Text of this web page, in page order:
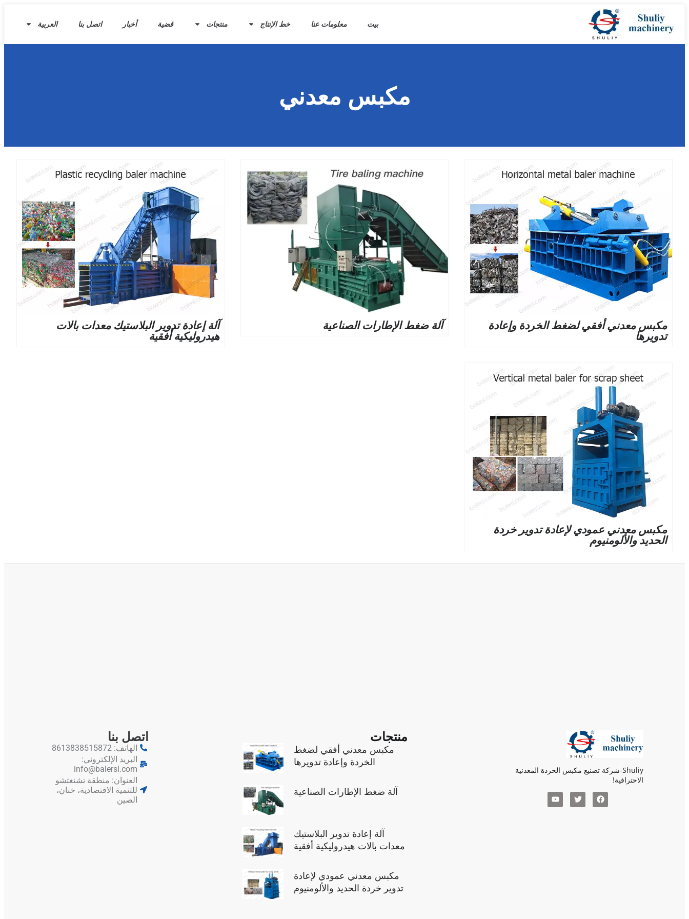
بيت معلومات عنا خط الإنتاج منتجات قضية أخبار اتصل بنا العربية
مكبس معدني
مكبس معدني أفقي لضغط الخردة وإعادة
تدويرها
آلة ضغط الإطارات الصناعية آلة إعادة تدوير البلاستيك معدات بالات
هيدروليكية أفقية
مكبس معدني عمودي لإعادة تدوير خردة
الحديد والألومنيوم
Shuliy-شركة تصنيع مكبس الخردة المعدنية
الاحترافية!
منتجات
مكبس معدني أفقي لضغط
الخردة وإعادة تدويرها
آلة ضغط الإطارات الصناعية
آلة إعادة تدوير البلاستيك
معدات بالات هيدروليكية أفقية
مكبس معدني عمودي لإعادة
تدوير خردة الحديد والألومنيوم
اتصل بنا
الهاتف: 8613838515872
البريد الإلكتروني:
info@balersl.com
العنوان: منطقة تشنغتشو
للتنمية الاقتصادية، خنان،
الصين